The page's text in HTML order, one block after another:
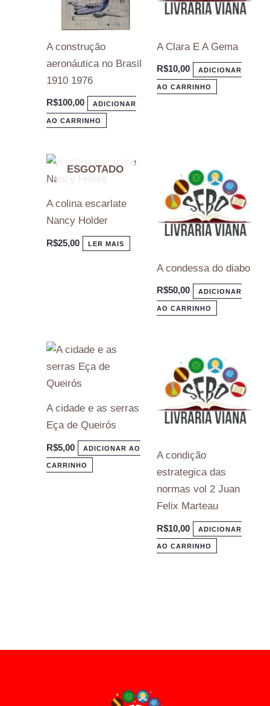
A construção
aeronáutica no Brasil
1910 1976
R$100,00 ADICIONAR
AO CARRINHO
A Clara E A Gema
R$10,00 ADICIONAR
AO CARRINHO
ESGOTADO
A colina escarlate
Nancy Holder
R$25,00 LER MAIS
A condessa do diabo
R$50,00 ADICIONAR
AO CARRINHO
A cidade e as serras
Eça de Queirós
R$5,00 ADICIONAR AO
CARRINHO
A condição
estrategica das
normas vol 2 Juan
Felix Marteau
R$10,00 ADICIONAR
AO CARRINHO